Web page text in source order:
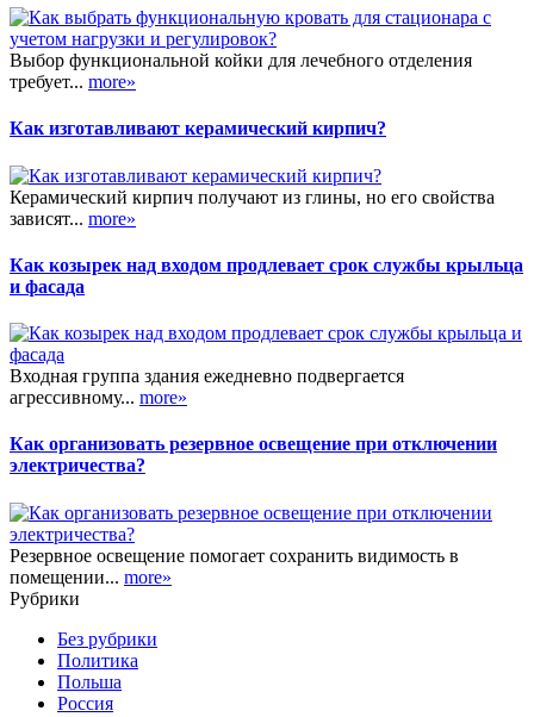
Выбор функциональной койки для лечебного отделения
требует... more»
Как изготавливают керамический кирпич?
Керамический кирпич получают из глины, но его свойства
зависят... more»
Как козырек над входом продлевает срок службы крыльца
и фасада
Входная группа здания ежедневно подвергается
агрессивному... more»
Как организовать резервное освещение при отключении
электричества?
Резервное освещение помогает сохранить видимость в
помещении... more»
Рубрики
Без рубрики
Политика
Польша
Россия